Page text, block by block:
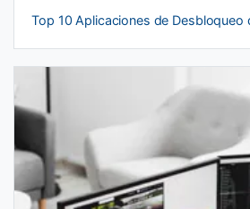
Top 10 Aplicaciones de Desbloqueo